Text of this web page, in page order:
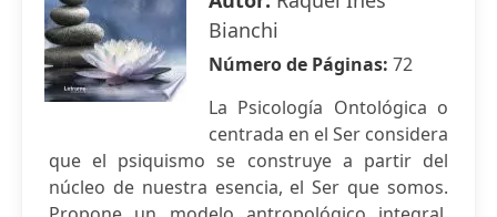
Bianchi
Número de Páginas: 72
La Psicología Ontológica o
centrada en el Ser considera
que el psiquismo se construye a partir del
núcleo de nuestra esencia, el Ser que somos.